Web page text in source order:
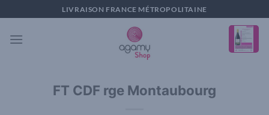
au
contenu
LIVRAISON FRANCE MÉTROPOLITAINE
FT CDF rge Montaubourg